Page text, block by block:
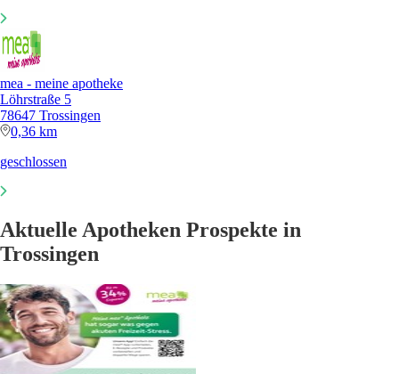
mea - meine apotheke
Löhrstraße 5
78647 Trossingen
0,36 km
geschlossen
Aktuelle Apotheken Prospekte in
Trossingen